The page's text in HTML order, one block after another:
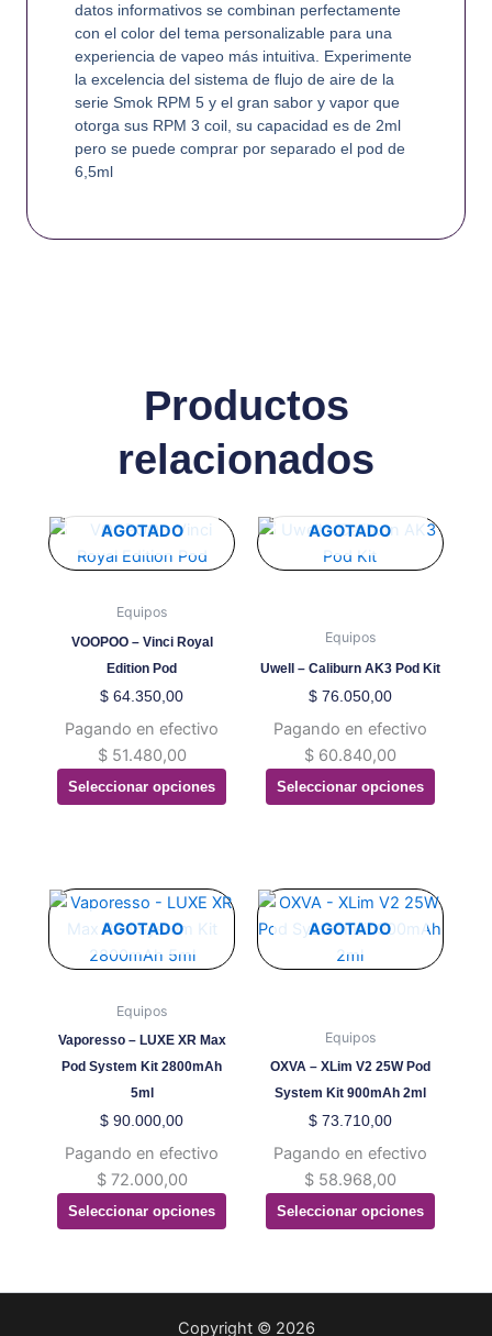
datos informativos se combinan perfectamente
con el color del tema personalizable para una
experiencia de vapeo más intuitiva. Experimente
la excelencia del sistema de flujo de aire de la
serie Smok RPM 5 y el gran sabor y vapor que
otorga sus RPM 3 coil, su capacidad es de 2ml
pero se puede comprar por separado el pod de
6,5ml
Productos
relacionados
AGOTADO
Equipos
VOOPOO – Vinci Royal
Edition Pod
$ 64.350,00
Pagando en efectivo
$51.480,00
Seleccionar opciones
Este
producto
múltiples
variantes.
Las
opciones
pueden
elegir
en
producto
AGOTADO
Equipos
Uwell – Caliburn AK3 Pod Kit
$76.050,00
Pagando en efectivo
$60.840,00
Seleccionar opciones
Este
producto
variantes.
Las
opciones
pueden
elegir
en
producto
AGOTADO
Equipos
Vaporesso – LUXE XR Max
Pod System Kit 2800mAh
5ml
$ 90.000,00
Pagando en efectivo
$72.000,00
Seleccionar opciones
Este
producto
tiene
variantes.
Las
opciones
se
pueden
en
la
página
AGOTADO
Equipos
OXVA – XLim V2 25W Pod
System Kit 900mAh 2ml
$73.710,00
Pagando en efectivo
$58.968,00
Seleccionar opciones
Este
producto
tiene
Las
opciones
se
pueden
en
la
página
Copyright © 2026